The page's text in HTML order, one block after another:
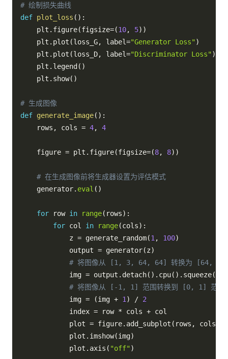
# 绘制损失曲线
def plot_loss ( ) :
    plt
. figure(figsize=(10, 5) )
    plt
. plot (loss_G, label="Generator Loss")
    plt
. plot (loss_D, label="Discriminator Loss")
    plt
. legend ( )
    plt
. show( )
# 生成图像
def generate_image( ) :
    rows
, cols = 4, 4
    figure
= plt . figure(figsize=(8, 8) )
# 在生成图像前将生成器设置为评估模式
    generator
. eval ( )
for row in range( rows) :
for col in range(cols) :
            z
= generate_random(1 , 100)
            output
= generator(z)
# 将图像从 [1, 3, 64, 64] 转换为 [64,
            img
= output . detach( ) . cpu( ) . squeeze(
# 将图像从 [-1, 1] 范围转换到 [0, 1] 范围
            img
= (img + 1 ) / 2
            index
= row * cols + col
            plot
= figure. add_subplot ( rows , cols
            plot
. imshow(img)
            plot
. axis ( "off")